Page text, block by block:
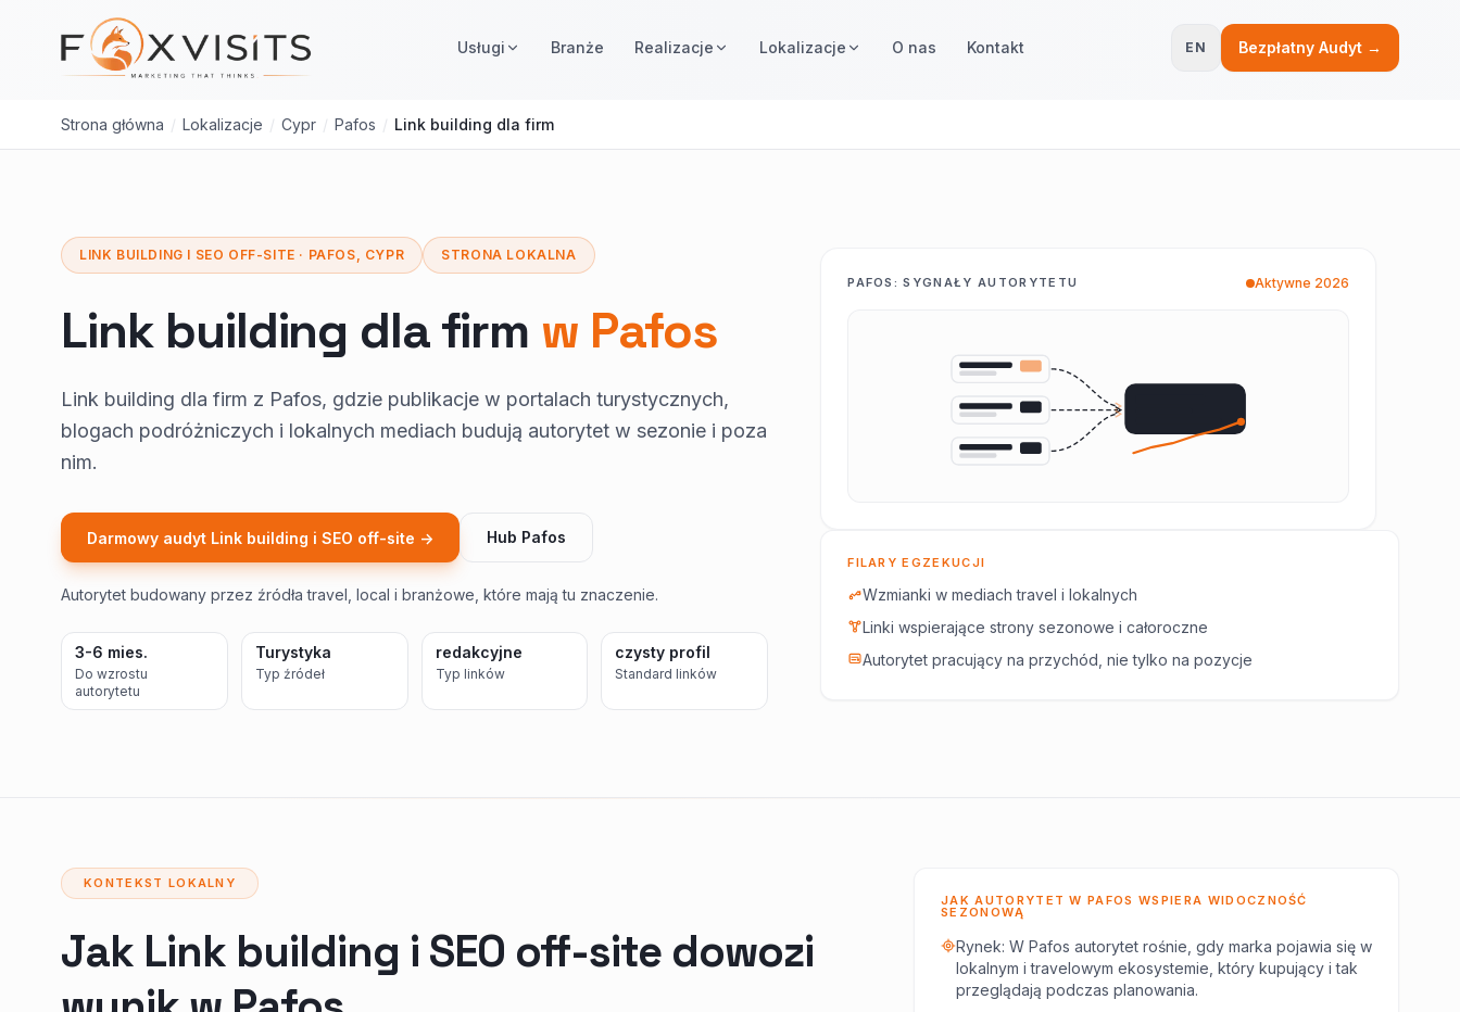
Przejdź do treści głównej
Usługi Branże Realizacje Lokalizacje O nas Kontakt EN Bezpłatny Audyt →
Strona główna / Lokalizacje / Cypr / Pafos / Link building dla firm
LINK BUILDING I SEO OFF-SITE · PAFOS, CYPR STRONA LOKALNA
Link building dla firm w Pafos
Link building dla firm z Pafos, gdzie publikacje w portalach turystycznych,
blogach podróżniczych i lokalnych mediach budują autorytet w sezonie i poza
nim.
Darmowy audyt Link building i SEO off-site -> Hub Pafos
Autorytet budowany przez źródła travel, local i branżowe, które mają tu znaczenie.
3-6 mies.
Do wzrostu
autorytetu
Turystyka
Typ źródeł
redakcyjne
Typ linków
czysty profil
Standard linków
PAFOS: SYGNAŁY AUTORYTETU Aktywne 2026
FILARY EGZEKUCJI
Wzmianki w mediach travel i lokalnych
Linki wspierające strony sezonowe i całoroczne
Autorytet pracujący na przychód, nie tylko na pozycje
KONTEKST LOKALNY
Jak Link building i SEO off-site dowozi
JAK AUTORYTET W PAFOS WSPIERA WIDOCZNOŚĆ
SEZONOWĄ
Rynek: W Pafos autorytet rośnie, gdy marka pojawia się w
lokalnym i travelowym ekosystemie, który kupujący i tak
przeglądają podczas planowania.